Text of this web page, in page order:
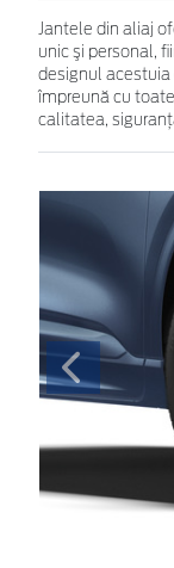
Jantele din aliaj
unic şi personal,
designul acestuia
împreună cu
calitatea,